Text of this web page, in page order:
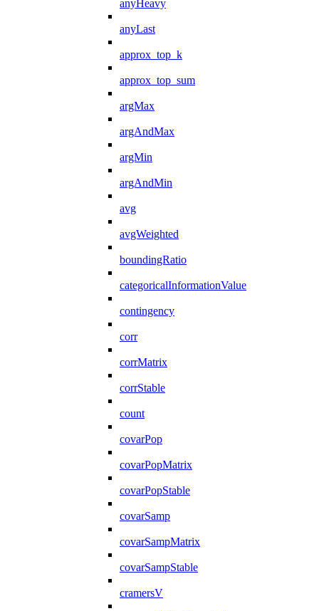
anyHeavy
anyLast
approx_top_k
approx_top_sum
argMax
argAndMax
argMin
argAndMin
avg
avgWeighted
boundingRatio
categoricalInformationValue
contingency
corr
corrMatrix
corrStable
count
covarPop
covarPopMatrix
covarPopStable
covarSamp
covarSampMatrix
covarSampStable
cramersV